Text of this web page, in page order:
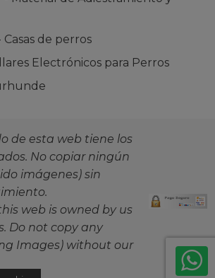
Casas de perros
Electrónicos para Perros
de esta web tiene los
No copiar ningún
imágenes) sin
web is owned by us
Do not copy any
Images) without our